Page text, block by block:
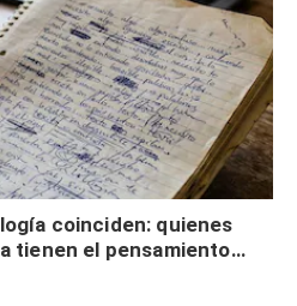
coinciden: quienes
tienen el pensamiento
por desinterés